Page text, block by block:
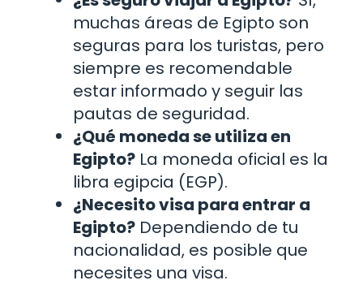
muchas áreas de Egipto son
seguras para los turistas, pero
siempre es recomendable
estar informado y seguir las
pautas de seguridad.
¿Qué moneda se utiliza en
Egipto? La moneda oficial es la
libra egipcia (EGP).
¿Necesito visa para entrar a
Egipto? Dependiendo de tu
nacionalidad, es posible que
necesites una visa.